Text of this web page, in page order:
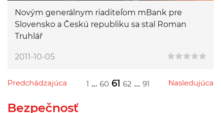
Novým generálnym riaditeľom mBank pre
Slovensko a Českú republiku sa stal Roman
Truhlář
2011-10-05
Predchádzajúca
Przejdź do poprzedniej strony 1 ... 60 61 62 ... 91 Nasledujúca
Przejdź do następnej strony
Bezpečnosť